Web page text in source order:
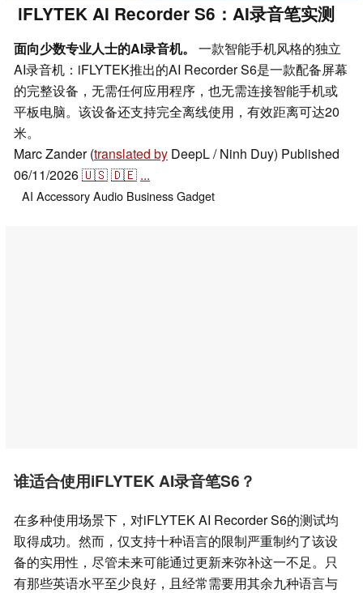
iFLYTEK AI Recorder S6：AI录音笔实测
面向少数专业人士的AI录音机。
一款智能手机风格的独立
AI录音机：iFLYTEK推出的AI Recorder S6是一款配备屏幕
的完整设备，无需任何应用程序，也无需连接智能手机或
平板电脑。该设备还支持完全离线使用，有效距离可达20
米。
Marc Zander (translated by DeepL / Ninh Duy) Published
06/11/2026🇺🇸🇩🇪 ...
AI AccessoryAudio BusinessGadget
谁适合使用iFLYTEK AI录音笔S6？
在多种使用场景下，对iFLYTEK AI Recorder S6的测试均
取得成功。然而，仅支持十种语言的限制严重制约了该设
备的实用性，尽管未来可能通过更新来弥补这一不足。只
有那些英语水平至少良好，且经常需要用其余九种语言与